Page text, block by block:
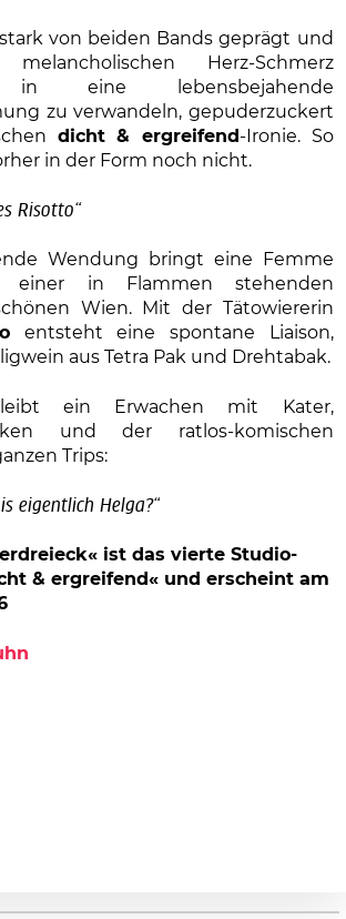
von beiden Bands geprägt und
Herz-Schmerz
in eine lebensbejahende
zu verwandeln, gepuderzuckert
dicht & ergreifend -Ironie. So
in der Form noch nicht.
Risotto“
Wendung bringt eine Femme
einer in Flammen stehenden
Wien. Mit der Tätowiererin
entsteht eine spontane Liaison,
aus Tetra Pak und Drehtabak.
ein Erwachen mit Kater,
und der ratlos-komischen
Trips:
eigentlich Helga?“
ist das vierte Studio-
& ergreifend« und erscheint am